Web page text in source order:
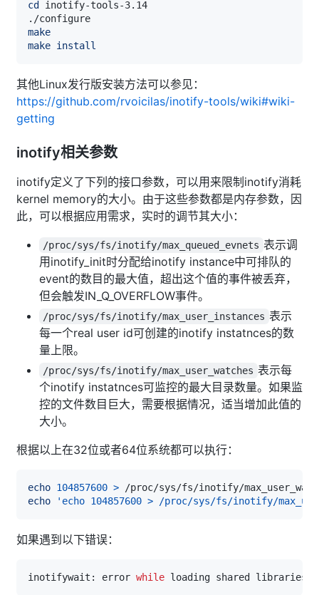
cd
make
make install
其他Linux发行版安装方法可以参见：
https://github.com/rvoicilas/inotify-tools/wiki#wiki-
getting
inotify相关参数
inotify定义了下列的接口参数，可以用来限制inotify消耗
kernel memory的大小。由于这些参数都是内存参数，因
此，可以根据应用需求，实时的调节其大小：
/proc/sys/fs/inotify/max_queued_evnets 表示调
用inotify_init时分配给inotify instance中可排队的
event的数目的最大值，超出这个值的事件被丢弃，
但会触发IN_Q_OVERFLOW事件。
/proc/sys/fs/inotify/max_user_instances 表示
每一个real user id可创建的inotify instatnces的数
量上限。
/proc/sys/fs/inotify/max_user_watches 表示每
个inotify instatnces可监控的最大目录数量。如果监
控的文件数目巨大，需要根据情况，适当增加此值的
大小。
根据以上在32位或者64位系统都可以执行：
echo 104857600 >
echo
'echo 104857600 > /proc/sys/fs/inotify/
如果遇到以下错误：
inotifywait: error while loading shared